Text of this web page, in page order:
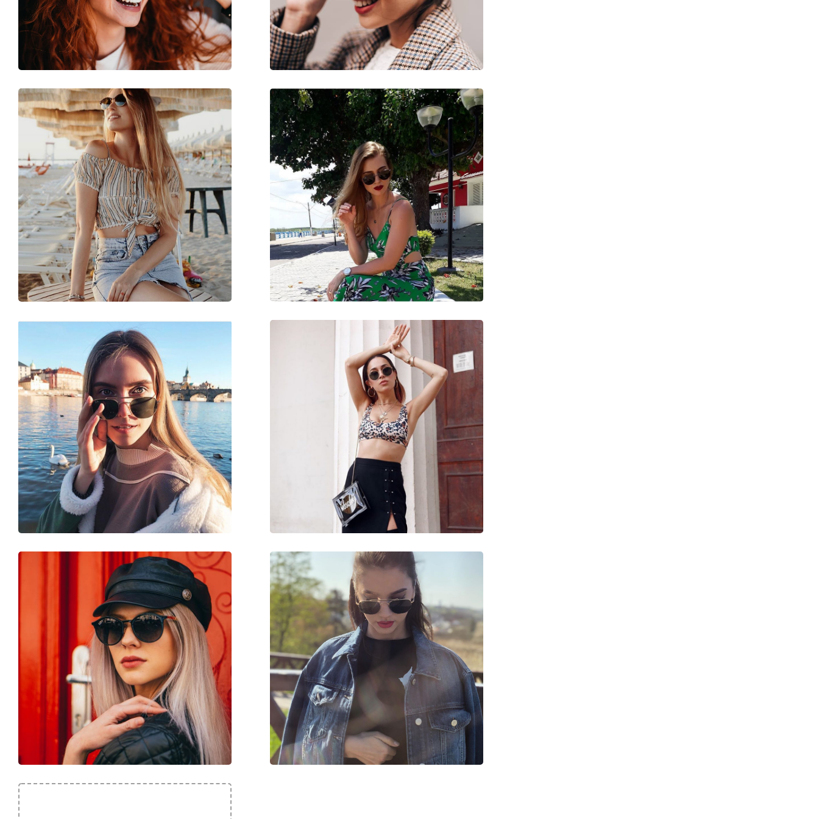
Poids:
120 g
Plaquettes de nez ajustables:
Non
Charnière à ressort:
Non
Accessoires
Étui:
Oui
Tissu de nettoyage:
Oui
Autres
Sexe:
Pour femmes
Catégorie:
Lunettes de soleil
Marque:
Ray-Ban
Utilisation:
Mode
Code:
RB2299 902/31 52
Disponible avec correction:
Non